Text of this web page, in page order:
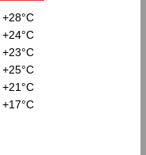
+28°C
+24°C
+23°C
+25°C
+21°C
+17°C